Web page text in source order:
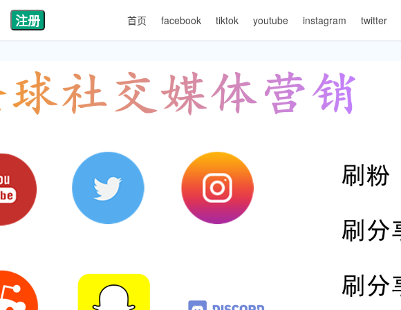
注册 首页 facebook tiktok youtube instagram twitter